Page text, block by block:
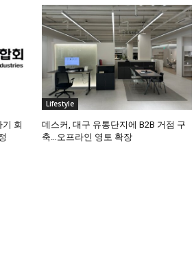
회
Lifestyle
데스커, 대구 유통단지에 B2B 거점 구
축…오프라인 영토 확장